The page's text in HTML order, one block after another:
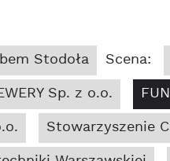
Stodoła Scena:
Sp. z o.o.
Stowarzyszenie